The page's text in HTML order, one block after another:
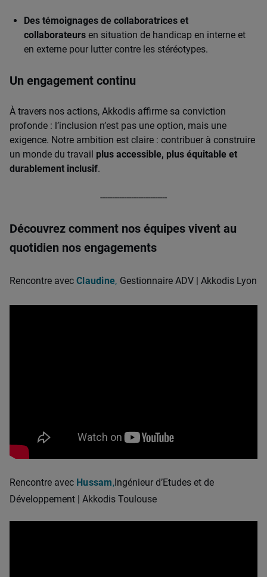
Des témoignages de collaboratrices et
collaborateurs en situation de handicap en interne et
en externe pour lutter contre les stéréotypes.
Un engagement continu
À travers nos actions, Akkodis affirme sa conviction
profonde : l’inclusion n’est pas une option, mais une
exigence. Notre ambition est claire : contribuer à construire
un monde du travail plus accessible, plus équitable et
durablement inclusif.
----------------------------
Découvrez comment nos équipes vivent au
quotidien nos engagements
Rencontre avec Claudine, Gestionnaire ADV | Akkodis Lyon
Rencontre avec Hussam,Ingénieur d’Etudes et de
Développement | Akkodis Toulouse